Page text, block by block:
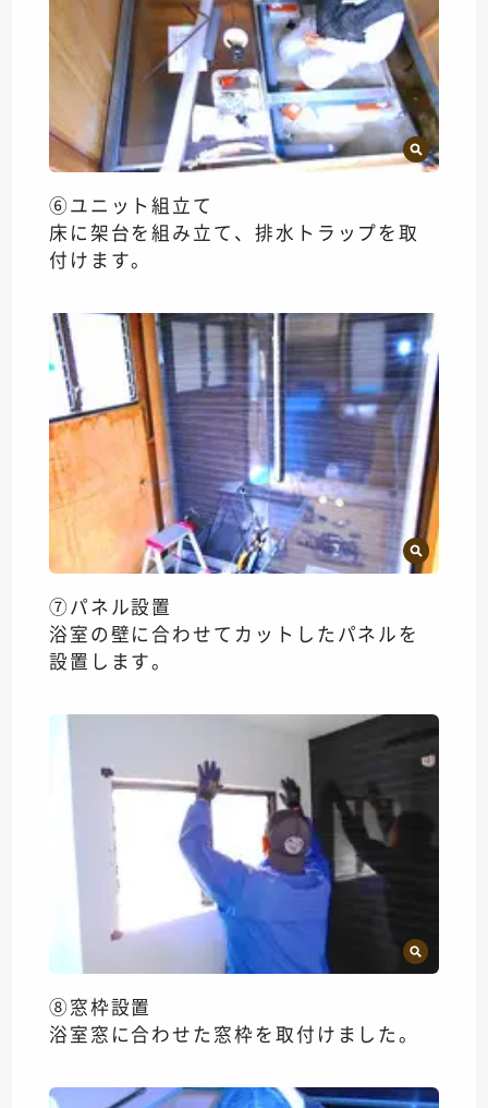
⑥ユニット組立て
床に架台を組み立て、排水トラップを取
付けます。
⑦パネル設置
浴室の壁に合わせてカットしたパネルを
設置します。
⑧窓枠設置
浴室窓に合わせた窓枠を取付けました。